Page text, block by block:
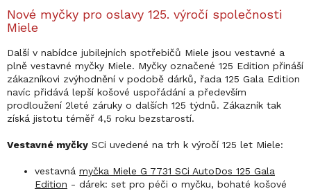
Nové myčky pro oslavy 125. výročí společnosti
Miele
Další v nabídce jubilejních spotřebičů Miele jsou vestavné a
plně vestavné myčky Miele. Myčky označené 125 Edition přináší
zákazníkovi zvýhodnění v podobě dárků, řada 125 Gala Edition
navíc přidává lepší košové uspořádání a především
prodloužení 2leté záruky o dalších 125 týdnů. Zákazník tak
získá jistotu téměř 4,5 roku bezstarostí.
Vestavné myčky SCi uvedené na trh k výročí 125 let Miele:
vestavná myčka Miele G 7731 SCi AutoDos 125 Gala
Edition - dárek: set pro péči o myčku, bohaté košové